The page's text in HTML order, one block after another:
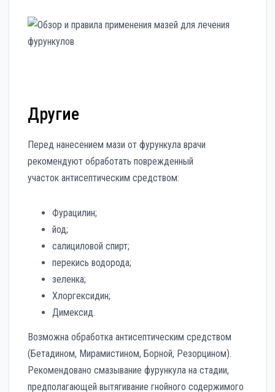
Другие
Перед нанесением мази от фурункула врачи
рекомендуют обработать поврежденный
участок антисептическим средством:
Фурацилин;
йод;
салициловой спирт;
перекись водорода;
зеленка;
Хлоргексидин;
Димексид.
Возможна обработка антисептическим средством
(Бетадином, Мирамистином, Борной, Резорцином).
Рекомендовано смазывание фурункула на стадии,
предполагающей вытягивание гнойного содержимого